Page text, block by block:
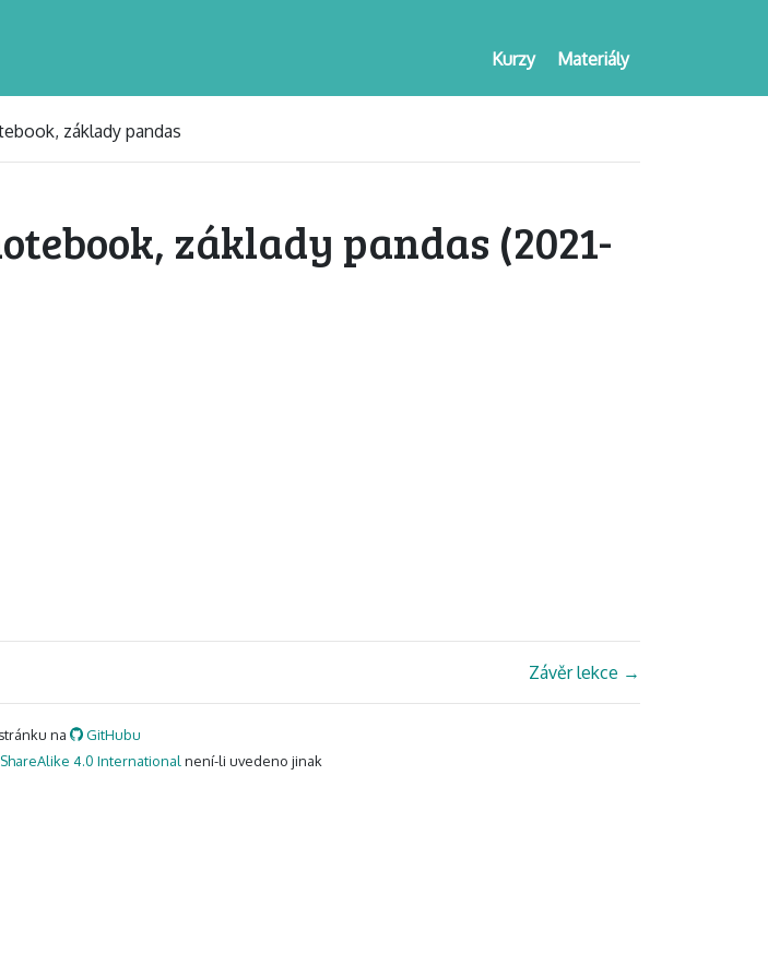
Materiály
Kurzy
základy pandas
základy pandas (2021-
Závěr lekce →
na
GitHubu
4.0 International není-li uvedeno jinak